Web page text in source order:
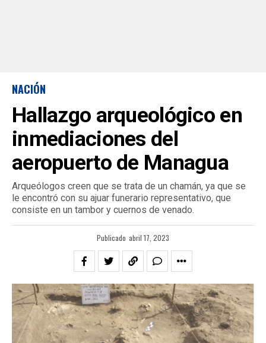
NACIÓN
Hallazgo arqueológico en
inmediaciones del
aeropuerto de Managua
Arqueólogos creen que se trata de un chamán, ya que se
le encontró con su ajuar funerario representativo, que
consiste en un tambor y cuernos de venado.
Publicado abril 17, 2023